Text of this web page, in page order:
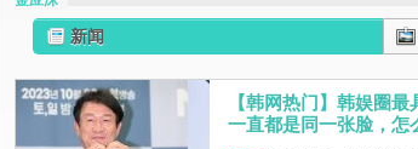
新闻
【韩网热门】韩娱圈
一直都是同一张脸，怎